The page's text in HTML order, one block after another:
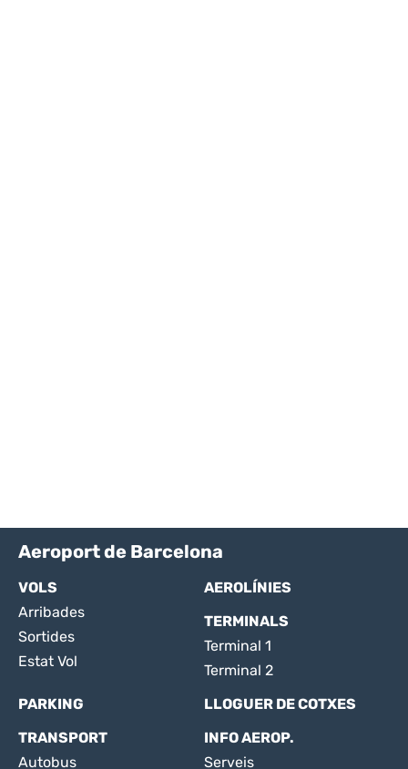
Aeroport de Barcelona
VOLS
Arribades
Sortides
Estat Vol
AEROLÍNIES
TERMINALS
Terminal 1
Terminal 2
PARKING
LLOGUER DE COTXES
TRANSPORT
Autobus
INFO AEROP.
Serveis